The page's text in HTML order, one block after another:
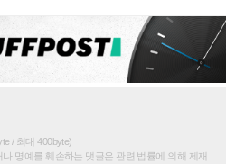
/ 최대 400byte)
명예를 훼손하는 댓글은 관련 법률에 의해 제재